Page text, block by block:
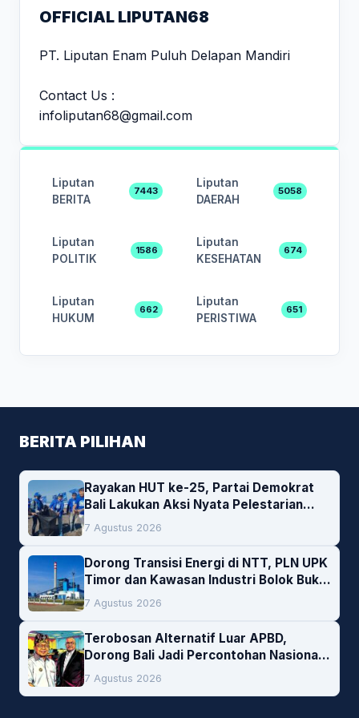
OFFICIAL LIPUTAN68
PT. Liputan Enam Puluh Delapan Mandiri
Contact Us :
infoliputan68@gmail.com
Liputan
BERITA
7443
Liputan
DAERAH
5058
Liputan
POLITIK
1586
Liputan
KESEHATAN
674
Liputan
HUKUM
662
Liputan
PERISTIWA
651
BERITA PILIHAN
Rayakan HUT ke-25, Partai Demokrat
Bali Lakukan Aksi Nyata Pelestarian
Lingkungan
7 Agustus 2026
Dorong Transisi Energi di NTT, PLN UPK
Timor dan Kawasan Industri Bolok Buka
Peluang Investasi Woodchip untuk
Cofiring PLTU Bolok
7 Agustus 2026
Terobosan Alternatif Luar APBD,
Dorong Bali Jadi Percontohan Nasional
Pembiayaan Daerah
7 Agustus 2026